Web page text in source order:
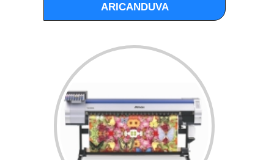
ARICANDUVA